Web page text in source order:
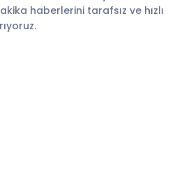
haberlerini tarafsız ve hızlı